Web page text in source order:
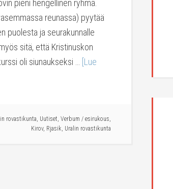
pieni hengellinen ryhmä.
reunassa) pyytää
puolesta ja seurakunnalle
sitä, että Kristinuskon
oli siunaukseksi …
[Lue
rovastikunta, Uutiset, Verbum / esirukous,
Kirov, Rjasik, Uralin rovastikunta